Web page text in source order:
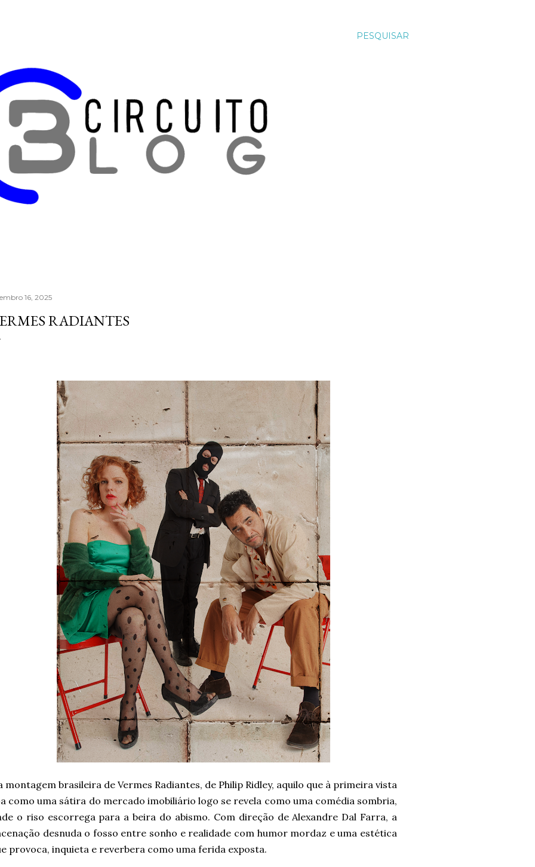
PESQUISAR
16, 2025
RADIANTES
montagem brasileira de Vermes Radiantes, de Philip Ridley, aquilo que à primeira vista
como uma sátira do mercado imobiliário logo se revela como uma comédia sombria,
o riso escorrega para a beira do abismo. Com direção de Alexandre Dal Farra, a
desnuda o fosso entre sonho e realidade com humor mordaz e uma estética
provoca, inquieta e reverbera como uma ferida exposta.